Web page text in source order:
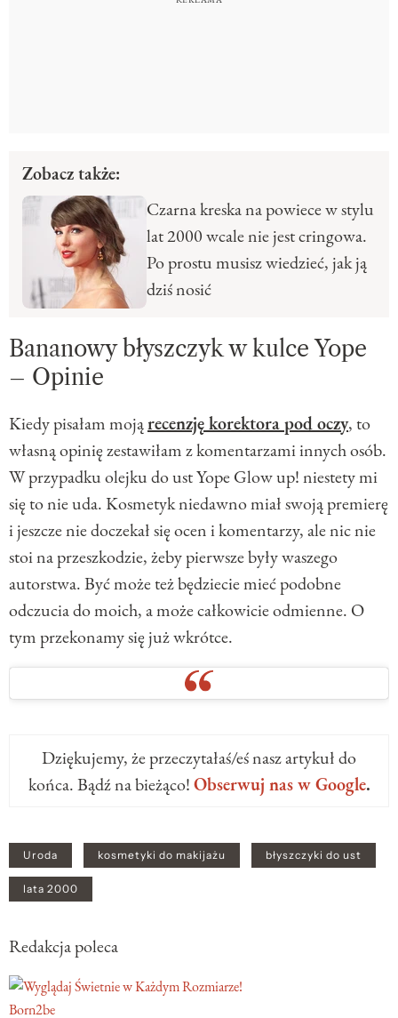
Zobacz także:
Czarna kreska na powiece w stylu
lat 2000 wcale nie jest cringowa.
Po prostu musisz wiedzieć, jak ją
dziś nosić
Bananowy błyszczyk w kulce Yope
– Opinie
Kiedy pisałam mojąrecenzję korektora pod oczy, to
własną opinię zestawiłam z komentarzami innych osób.
W przypadku olejku do ust Yope Glow up! niestety mi
się to nie uda. Kosmetyk niedawno miał swoją premierę
i jeszcze nie doczekał się ocen i komentarzy, ale nic nie
stoi na przeszkodzie, żeby pierwsze były waszego
autorstwa. Być może też będziecie mieć podobne
odczucia do moich, a może całkowicie odmienne. O
tym przekonamy się już wkrótce.
Dziękujemy, że przeczytałaś/eś nasz artykuł do
końca. Bądź na bieżąco!Obserwuj nas w Google.
Uroda kosmetyki do makijażu błyszczyki do ust
lata 2000
Redakcja poleca
Born2be